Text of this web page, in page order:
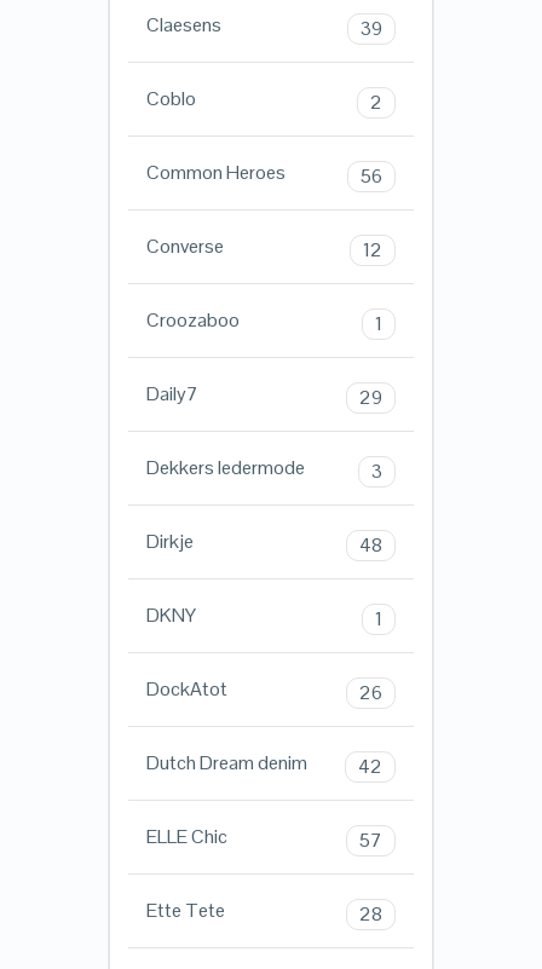
Claesens 39
Coblo 2
Common Heroes 56
Converse 12
Croozaboo 1
Daily7 29
Dekkers ledermode 3
Dirkje 48
DKNY 1
DockAtot 26
Dutch Dream denim 42
ELLE Chic 57
Ette Tete 28